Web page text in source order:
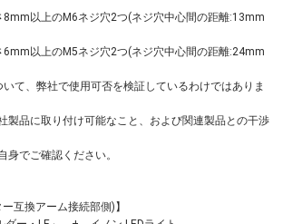
8mm以上のM6ネジ穴2つ(ネジ穴中心間の距離:13mm
6mm以上のM5ネジ穴2つ(ネジ穴中心間の距離:24mm
て、弊社で使用可否を検証しているわけではありま
品に取り付け可能なこと、および関連製品との干渉
でご確認ください。
互換アーム接続部側)】